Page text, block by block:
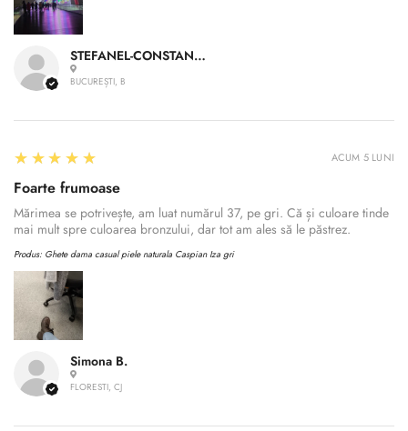
STEFANEL-CONSTANTIN A.
BUCUREȘTI, B
Simona B.
FLORESTI, CJ
5
★★★★★
Foarte frumoase
Mărimea se potrivește, am luat numărul 37, pe gri. Că și culoare tinde
mai mult spre culoarea bronzului, dar tot am ales să le păstrez.
Produs: Ghete dama casual piele naturala Caspian Iza gri
ACUM 5 LUNI